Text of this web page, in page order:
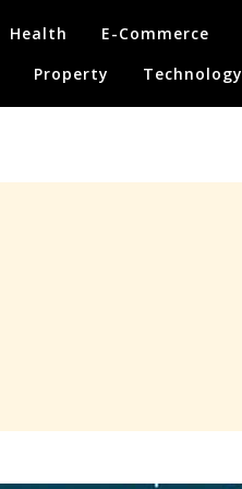
Health E-Commerce
Property Technology